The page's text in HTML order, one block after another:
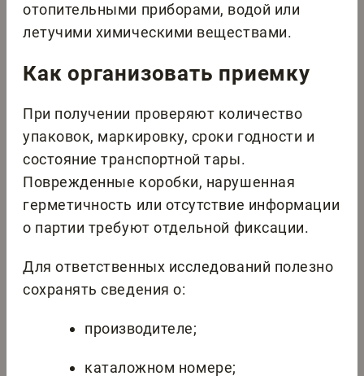
отопительными приборами, водой или
летучими химическими веществами.
Как организовать приемку
При получении проверяют количество
упаковок, маркировку, сроки годности и
состояние транспортной тары.
Поврежденные коробки, нарушенная
герметичность или отсутствие информации
о партии требуют отдельной фиксации.
Для ответственных исследований полезно
сохранять сведения о:
производителе;
каталожном номере;